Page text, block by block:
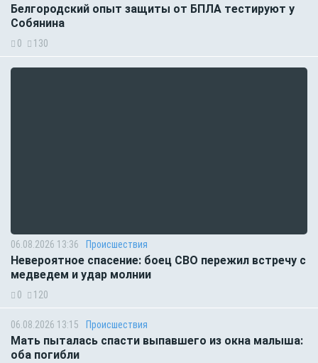
Белгородский опыт защиты от БПЛА тестируют у
Собянина
0 130
06.08.2026 13:36 Происшествия
Невероятное спасение: боец СВО пережил встречу с
медведем и удар молнии
0 120
06.08.2026 13:15 Происшествия
Мать пыталась спасти выпавшего из окна малыша:
оба погибли